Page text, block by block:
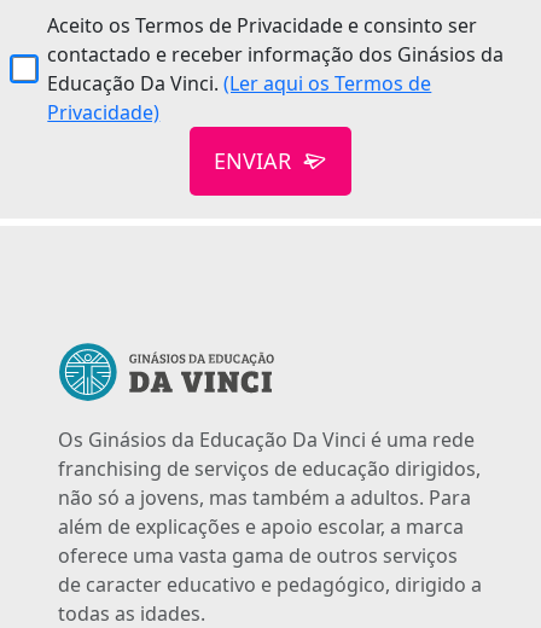
Aceito os Termos de Privacidade e consinto ser
contactado e receber informação dos Ginásios da
Educação Da Vinci.(Ler aqui os Termos de
Privacidade)
ENVIAR
Os Ginásios da Educação Da Vinci é uma rede
franchising de serviços de educação dirigidos,
não só a jovens, mas também a adultos. Para
além de explicações e apoio escolar, a marca
oferece uma vasta gama de outros serviços
de caracter educativo e pedagógico, dirigido a
todas as idades.